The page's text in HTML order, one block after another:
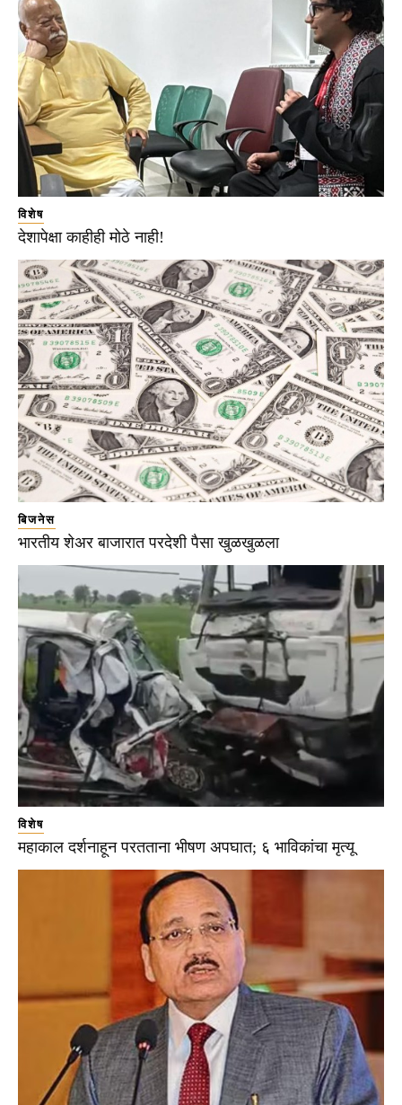
विशेष
देशापेक्षा काहीही मोठे नाही!
बिजनेस
भारतीय शेअर बाजारात परदेशी पैसा खुळखुळला
विशेष
महाकाल दर्शनाहून परतताना भीषण अपघात; ६ भाविकांचा मृत्यू